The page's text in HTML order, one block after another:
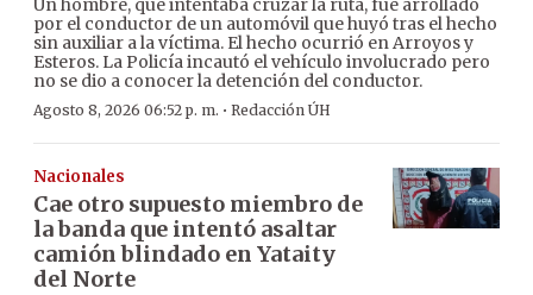
Un hombre, que intentaba cruzar la ruta, fue arrollado
por el conductor de un automóvil que huyó tras el hecho
sin auxiliar a la víctima. El hecho ocurrió en Arroyos y
Esteros. La Policía incautó el vehículo involucrado pero
no se dio a conocer la detención del conductor.
Agosto 8, 2026 06:52 p. m. · Redacción ÚH
Nacionales
Cae otro supuesto miembro de
la banda que intentó asaltar
camión blindado en Yataity
del Norte